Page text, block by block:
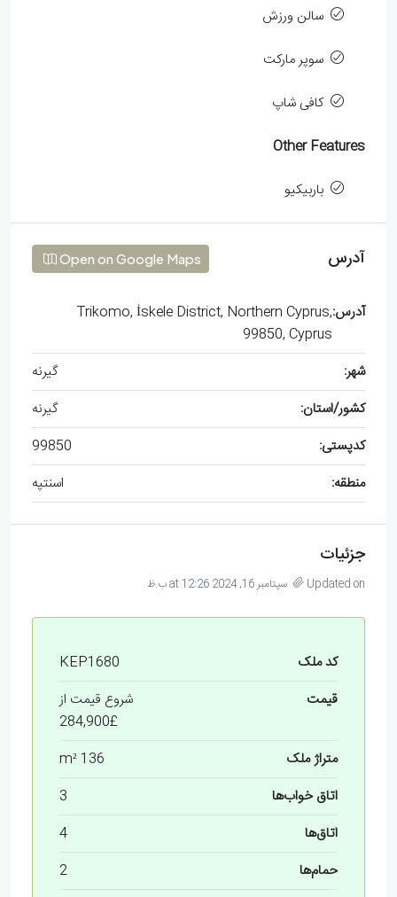
سالن ورزش
سوپر مارکت
کافی شاپ
Other Features
باربیکیو
آدرس Open on Google Maps
آدرس:Trikomo, İskele District, Northern Cyprus,
99850, Cyprus
شهر:
گیرنه
کشور/استان:
گیرنه
کدپستی:
99850
منطقه:
اسنتپه
جزئیات
Updated on سپتامبر 16, 2024 at 12:26 ب.ظ
کد ملک
KEP1680
قیمت
شروع قیمت از
£284,900
متراژ ملک
136 m²
اتاق خواب‌ها
3
اتاق‌ها
4
حمام‌ها
2